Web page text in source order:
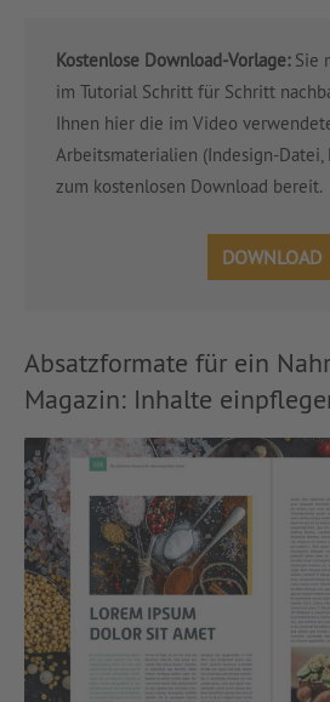
Kostenlose Download-Vorlage:Sie
im Tutorial Schritt für Schritt
Ihnen hier die im Video
Arbeitsmaterialien (Indesign-
zum kostenlosen Download bereit.
DOWNLOAD
Absatzformate für ein
Magazin: Inhalte